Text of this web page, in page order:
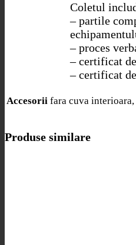
Coletul
– partile
– proces
– certificat
– certificat
Accesorii fara cuva
Produse similare